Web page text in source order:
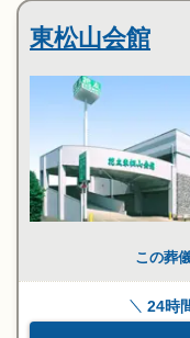
東松山会館
この葬
24時